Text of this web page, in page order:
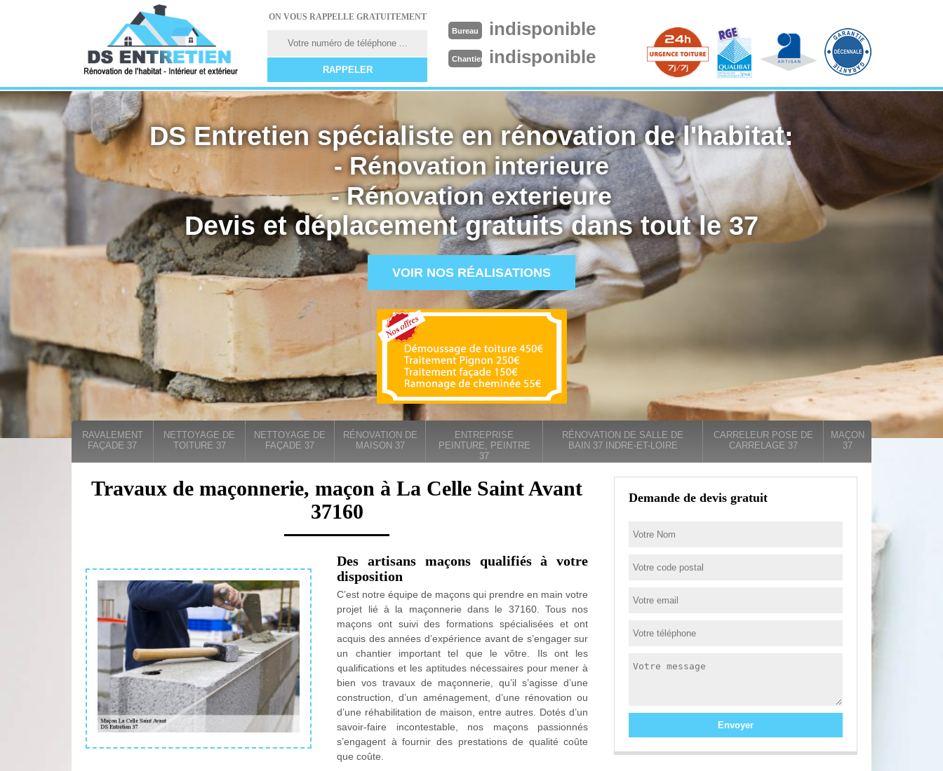
ON VOUS RAPPELLE GRATUITEMENT
Bureau indisponible
Chantier indisponible
DS Entretien spécialiste en rénovation de l'habitat:
- Rénovation interieure
- Rénovation exterieure
Devis et déplacement gratuits dans tout le 37
VOIR NOS RÉALISATIONS
RAVALEMENT
FAÇADE 37
NETTOYAGE DE
TOITURE 37
NETTOYAGE DE
FAÇADE 37
RÉNOVATION DE
MAISON 37
ENTREPRISE
PEINTURE, PEINTRE
37
RÉNOVATION DE SALLE DE
BAIN 37 INDRE-ET-LOIRE
CARRELEUR POSE DE
CARRELAGE 37
MAÇON
37
Travaux de maçonnerie, maçon à La Celle Saint Avant
37160
Des artisans maçons qualifiés à votre
disposition
C’est notre équipe de maçons qui prendre en main votre
projet lié à la maçonnerie dans le 37160. Tous nos
maçons ont suivi des formations spécialisées et ont
acquis des années d’expérience avant de s’engager sur
un chantier important tel que le vôtre. Ils ont les
qualifications et les aptitudes nécessaires pour mener à
bien vos travaux de maçonnerie, qu’il s’agisse d’une
construction, d’un aménagement, d’une rénovation ou
d’une réhabilitation de maison, entre autres. Dotés d’un
savoir-faire incontestable, nos maçons passionnés
s’engagent à fournir des prestations de qualité coûte
que coûte.
Demande de devis gratuit